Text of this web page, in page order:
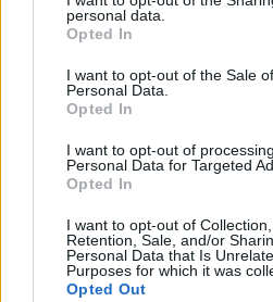
grant or deny consent to Google
use your data for below specified
consent section.
personal data.
Opted In
I want to opt-out of the Sale
Personal Data.
Opted In
I want to opt-out of
Personal Data for Targeted
Opted In
I want to opt-out of Collection,
Retention, Sale, and/or
Personal Data that Is
Purposes for which it was
Opted Out
cinematografiche offrono
e riflessioni, dimostrando
documentaristica possono
potenti di comunicazione e
AUTORE